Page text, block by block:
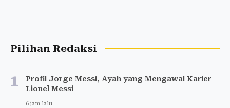
Pilihan Redaksi
1
Profil Jorge Messi, Ayah yang Mengawal Karier
Lionel Messi
6 jam lalu